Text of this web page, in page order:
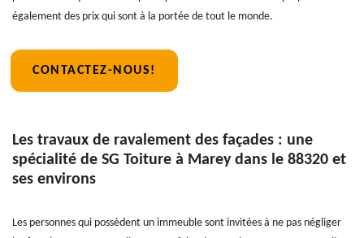
également des prix qui sont à la portée de tout le monde.
CONTACTEZ-NOUS!
Les travaux de ravalement des façades : une
spécialité de SG Toiture à Marey dans le 88320 et
ses environs
Les personnes qui possèdent un immeuble sont invitées à ne pas négliger